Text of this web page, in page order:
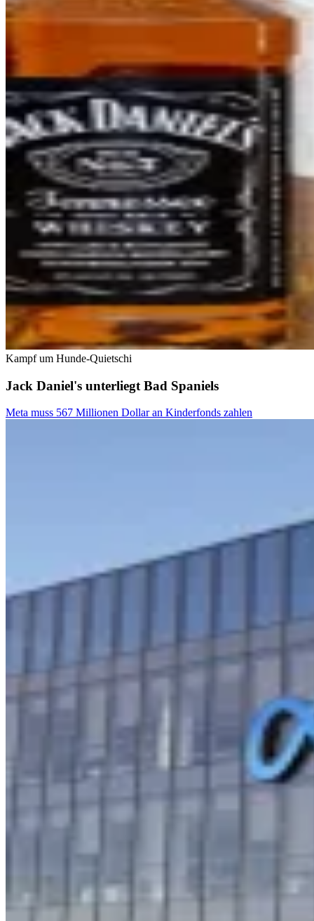
Kampf um Hunde-Quietschi
Jack Daniel's unterliegt Bad Spaniels
Meta muss 567 Millionen Dollar an Kinderfonds zahlen